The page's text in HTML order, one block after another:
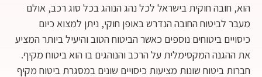
הוא, חובה חוקית בישראל לכל נהג הנוהג בכל סוג רכב, אולם
מעבר לביטוח החובה הנדרש באופן חוקי, ניתן למצוא כיום
כיסויים ביטוחים נוספים כאשר הביטוח הטוב והיעיל ביותר המציע
את ההגנה המקסימלית על הרכב והנוהגים בו הוא ביטוח מקיף.
חברות ביטוח שונות מציעות כיסויים שונים במסגרת ביטוח מקיף